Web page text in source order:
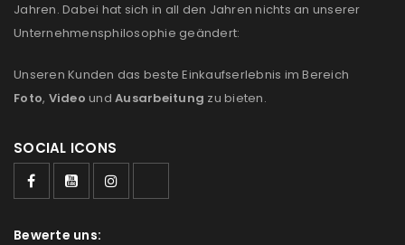
Jahren. Dabei hat sich in all den Jahren nichts an unserer
Unternehmensphilosophie geändert:
Unseren Kunden das beste Einkaufserlebnis im Bereich
Foto, Video und Ausarbeitung zu bieten.
SOCIAL ICONS
Bewerte uns: